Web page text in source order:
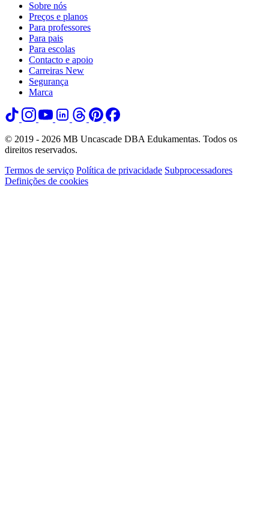
Sobre nós
Preços e planos
Para professores
Para pais
Para escolas
Contacto e apoio
Carreiras New
Segurança
Marca
© 2019 - 2026 MB Uncascade DBA Edukamentas. Todos os
direitos reservados.
Termos de serviço Política de privacidade Subprocessadores
Definições de cookies